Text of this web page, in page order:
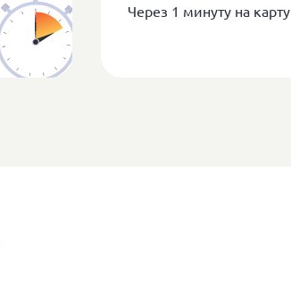
Через 1 минуту на карту